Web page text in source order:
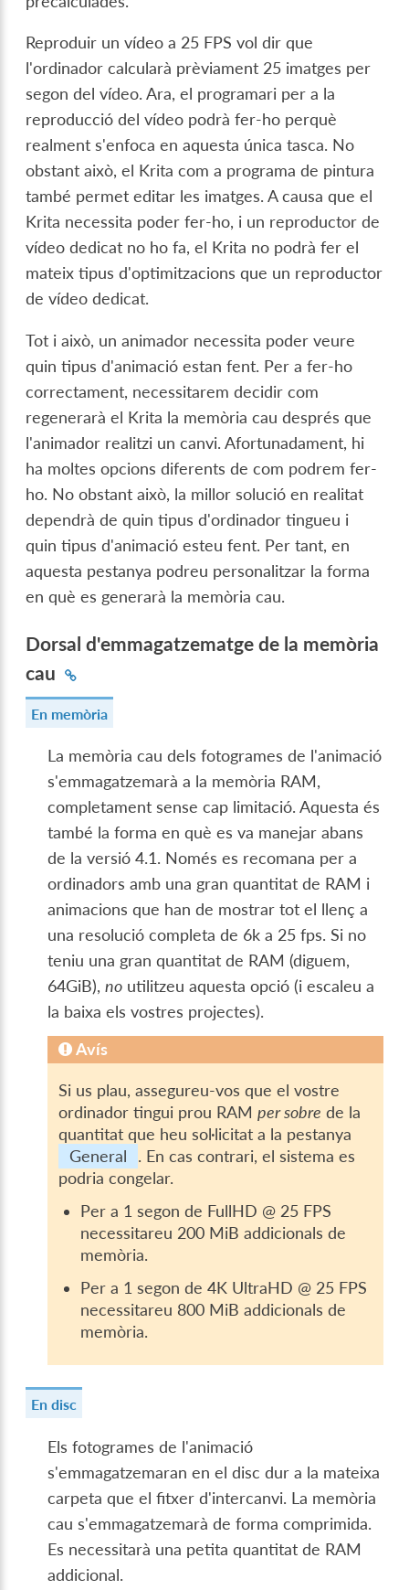
Reproduir un vídeo a 25 FPS vol dir que
l'ordinador calcularà prèviament 25 imatges per
segon del vídeo. Ara, el programari per a la
reproducció del vídeo podrà fer-ho perquè
realment s'enfoca en aquesta única tasca. No
obstant això, el Krita com a programa de pintura
també permet editar les imatges. A causa que el
Krita necessita poder fer-ho, i un reproductor de
vídeo dedicat no ho fa, el Krita no podrà fer el
mateix tipus d'optimitzacions que un reproductor
de vídeo dedicat.
Tot i això, un animador necessita poder veure
quin tipus d'animació estan fent. Per a fer-ho
correctament, necessitarem decidir com
regenerarà el Krita la memòria cau després que
l'animador realitzi un canvi. Afortunadament, hi
ha moltes opcions diferents de com podrem fer-
ho. No obstant això, la millor solució en realitat
dependrà de quin tipus d'ordinador tingueu i
quin tipus d'animació esteu fent. Per tant, en
aquesta pestanya podreu personalitzar la forma
en què es generarà la memòria cau.
Dorsal d'emmagatzematge de la memòria
cau
En memòria
La memòria cau dels fotogrames de l'animació
s'emmagatzemarà a la memòria RAM,
completament sense cap limitació. Aquesta és
també la forma en què es va manejar abans
de la versió 4.1. Només es recomana per a
ordinadors amb una gran quantitat de RAM i
animacions que han de mostrar tot el llenç a
una resolució completa de 6k a 25 fps. Si no
teniu una gran quantitat de RAM (diguem,
64GiB),no utilitzeu aquesta opció (i escaleu a
la baixa els vostres projectes).
Avís
Si us plau, assegureu-vos que el vostre
ordinador tingui prou RAMper sobre de la
quantitat que heu sol·licitat a la pestanya
General
. En cas contrari, el sistema es
podria congelar.
Per a 1 segon de FullHD @ 25 FPS
necessitareu 200 MiB addicionals de
memòria.
Per a 1 segon de 4K UltraHD @ 25 FPS
necessitareu 800 MiB addicionals de
memòria.
En disc
Els fotogrames de l'animació
s'emmagatzemaran en el disc dur a la mateixa
carpeta que el fitxer d'intercanvi. La memòria
cau s'emmagatzemarà de forma comprimida.
Es necessitarà una petita quantitat de RAM
addicional.